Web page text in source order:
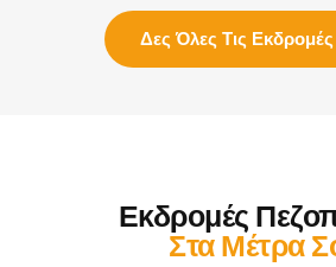
Δες Όλες Τις
Εκδρομές
Στα Μέτρα